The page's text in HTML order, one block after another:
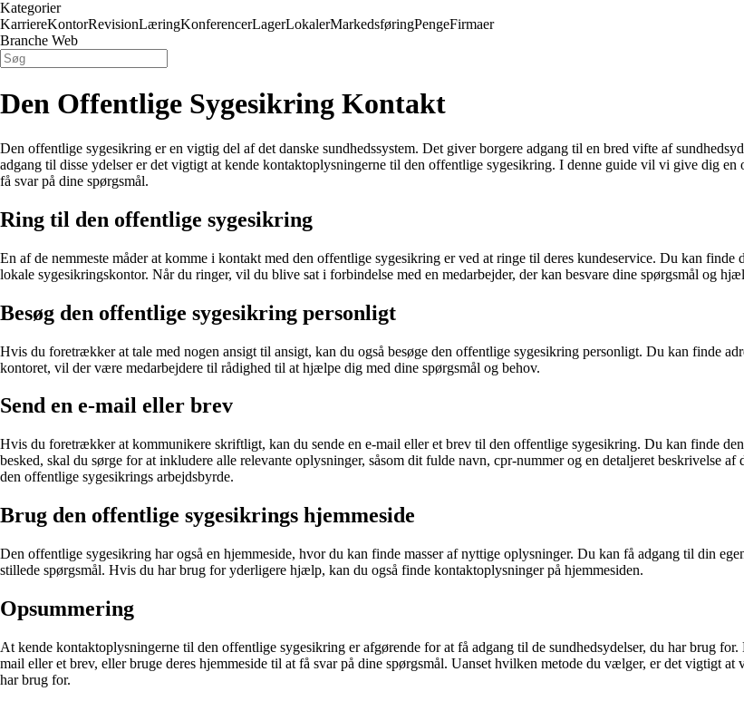
Kategorier
KarriereKontorRevisionLæringKonferencerLagerLokalerMarkedsføringPengeFirmaer
Branche Web
Den Offentlige Sygesikring Kontakt
Den offentlige sygesikring er en vigtig del af det danske sundhedssystem. Det giver borgere adgang til en bred vifte af
adgang til disse ydelser er det vigtigt at kende kontaktoplysningerne til den offentlige sygesikring. I denne guide vil vi give dig
få svar på dine spørgsmål.
Ring til den offentlige sygesikring
En af de nemmeste måder at komme i kontakt med den offentlige sygesikring er ved at ringe til deres kundeservice. Du kan
lokale sygesikringskontor. Når du ringer, vil du blive sat i forbindelse med en medarbejder, der kan besvare dine spørgsmål og
Besøg den offentlige sygesikring personligt
Hvis du foretrækker at tale med nogen ansigt til ansigt, kan du også besøge den offentlige sygesikring personligt. Du kan finde
kontoret, vil der være medarbejdere til rådighed til at hjælpe dig med dine spørgsmål og behov.
Send en e-mail eller brev
Hvis du foretrækker at kommunikere skriftligt, kan du sende en e-mail eller et brev til den offentlige sygesikring. Du kan finde
besked, skal du sørge for at inkludere alle relevante oplysninger, såsom dit fulde navn, cpr-nummer og en detaljeret beskrivelse
den offentlige sygesikrings arbejdsbyrde.
Brug den offentlige sygesikrings hjemmeside
Den offentlige sygesikring har også en hjemmeside, hvor du kan finde masser af nyttige oplysninger. Du kan få adgang til din
stillede spørgsmål. Hvis du har brug for yderligere hjælp, kan du også finde kontaktoplysninger på hjemmesiden.
Opsummering
At kende kontaktoplysningerne til den offentlige sygesikring er afgørende for at få adgang til de sundhedsydelser, du har brug
mail eller et brev, eller bruge deres hjemmeside til at få svar på dine spørgsmål. Uanset hvilken metode du vælger, er det
har brug for.